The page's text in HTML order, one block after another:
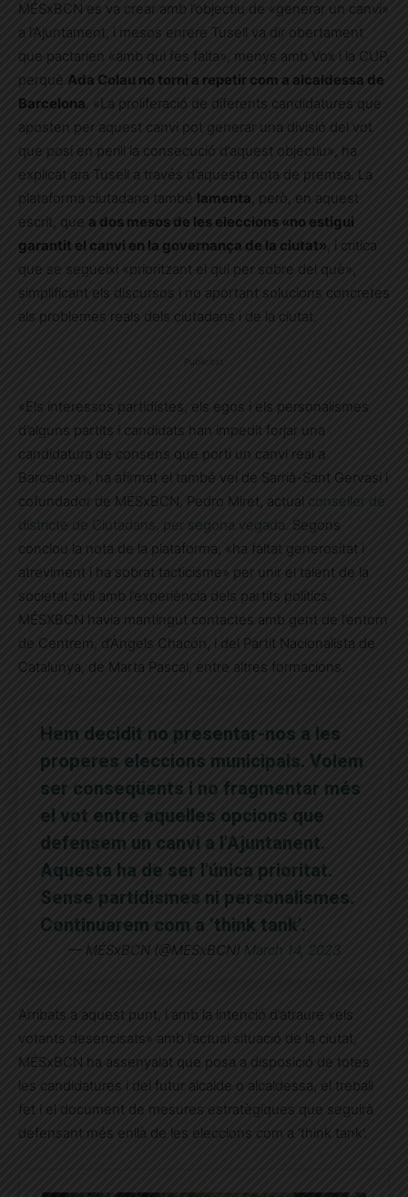
MÉSxBCN es va crear amb l’objectiu de «generar un canvi»
a l’Ajuntament, i mesos enrere Tusell va dir obertament
que pactarien «amb qui fes falta», menys amb Vox i la CUP,
perquè Ada Colau no torni a repetir com a alcaldessa de
Barcelona
. «La proliferació de diferents candidatures que
aposten per aquest canvi pot generar una divisió del vot
que posi en perill la consecució d’aquest objectiu», ha
explicat ara Tusell a través d’aquesta nota de premsa. La
plataforma ciutadana també lamenta , però, en aquest
escrit, que a dos mesos de les eleccions «no estigui
garantit el canvi en la governança de la ciutat» , i critica
que se segueixi «prioritzant el qui per sobre del què»,
simplificant els discursos i no aportant solucions concretes
als problemes reals dels ciutadans i de la ciutat.
Publicitat
«Els interessos partidistes, els egos i els personalismes
d’alguns partits i candidats han impedit forjar una
candidatura de consens que porti un canvi real a
Barcelona», ha afirmat el també veí de Sarrià-Sant Gervasi i
cofundador de MÉSxBCN, Pedro Miret, actual conseller de
districte de Ciutadans, per segona vegada . Segons
conclou la nota de la plataforma, «ha faltat generositat i
atreviment i ha sobrat tacticisme» per unir el talent de la
societat civil amb l’experiència dels partits polítics.
MÉSXBCN havia mantingut contactes amb gent de l’entorn
de Centrem, d’Àngels Chacón, i del Partit Nacionalista de
Catalunya, de Marta Pascal, entre altres formacions.
Hem decidit no presentar-nos a les
properes eleccions municipals. Volem
ser conseqüents i no fragmentar més
el vot entre aquelles opcions que
defensem un canvi a l’Ajuntanent.
Aquesta ha de ser l’única prioritat.
Sense partidismes ni personalismes.
Continuarem com a ‘think tank’.
— MÉSxBCN (@MESxBCN) March 14, 2023
Arribats a aquest punt, i amb la intenció d’atraure «els
votants desencisats» amb l’actual situació de la ciutat,
MÉSxBCN ha assenyalat que posa a disposició de totes
les candidatures i del futur alcalde o alcaldessa, el treball
fet i el document de mesures estratègiques que seguirà
defensant més enllà de les eleccions com a ‘think tank’.